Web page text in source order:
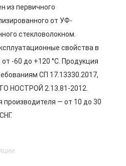
из первичного
от УФ-
стекловолокном.
свойства в
-60 до +120 °C. Продукция
СП 17.13330.2017,
НОСТРОЙ 2.13.81-2012.
— от 10 до 30